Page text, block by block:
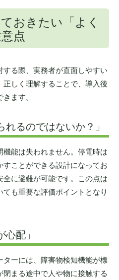
おきたい「よく
点
る際、実務者が直面しやすい
しく理解することで、導入後
ます。
れるのではないか？」
能は失われません。停電時は
ことができる設計になってお
全に避難が可能です。この点は
も重要な評価ポイントとなり
配」
ーには、障害物検知機能が標
まる途中で人や物に接触する